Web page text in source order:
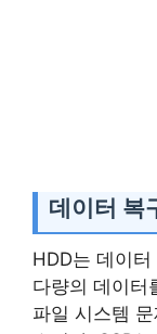
데이터 복
HDD는 데이
다량의 데이터
파일 시스템